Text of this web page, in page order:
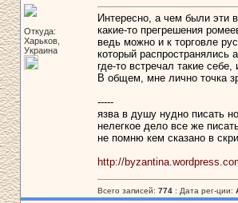
Откуда:
Харьков,
Украина
Интересно, а чем были эти
какие-то прегрешения
ведь можно и к торговле
который распространялись
где-то встречал такие
В общем, мне лично точка
-----
язва в душу нудно писать
нелегкое дело все же
не помню кем сказано в
http://
Всего записей: 774: Дата рег-ции: